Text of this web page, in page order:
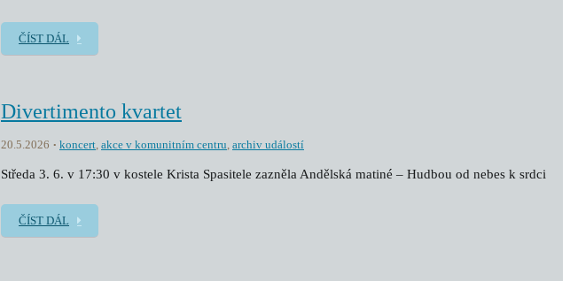
ČÍST DÁL
Divertimento kvartet
20.5.2026 koncert, akce v komunitním centru, archiv událostí
Středa 3. 6. v 17:30 v kostele Krista Spasitele zazněla Andělská matiné – Hudbou od nebes k srdci
ČÍST DÁL